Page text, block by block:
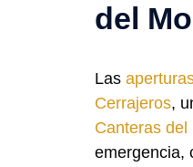
del
Las
Cerrajeros,
Canteras del
emergencia,